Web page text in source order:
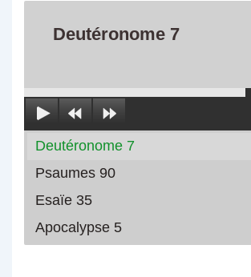
Deutéronome 7
Deutéronome 7
Psaumes 90
Esaïe 35
Apocalypse 5